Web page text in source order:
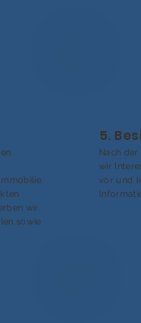
wir
sowie
5.
Nach
wir
vor und